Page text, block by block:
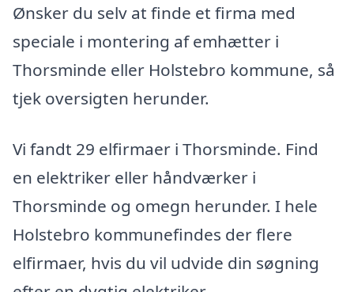
Ønsker du selv at finde et firma med
speciale i montering af emhætter i
Thorsminde eller Holstebro kommune, så
tjek oversigten herunder.
Vi fandt 29 elfirmaer i Thorsminde. Find
en elektriker eller håndværker i
Thorsminde og omegn herunder. I hele
Holstebro kommunefindes der flere
elfirmaer, hvis du vil udvide din søgning